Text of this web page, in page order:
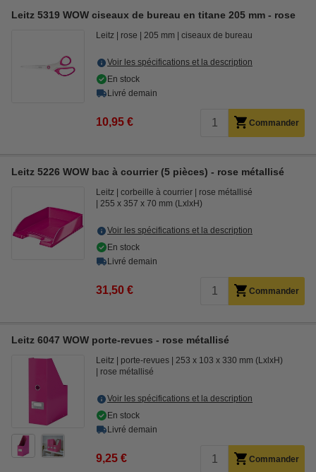
Leitz 5319 WOW ciseaux de bureau en titane 205 mm - rose
Leitz rose 205 mm ciseaux de bureau
Voir les spécifications et la description
En stock
Livré demain
10,95 € Commander
Leitz 5226 WOW bac à courrier (5 pièces) - rose métallisé
Leitz corbeille à courrier
rose métallisé
255 x 357 x 70 mm (LxlxH)
Voir les spécifications et la description
En stock
Livré demain
31,50 € Commander
Leitz 6047 WOW porte-revues - rose métallisé
Leitz porte-revues
253 x 103 x 330 mm (LxlxH)
rose métallisé
Voir les spécifications et la description
En stock
Livré demain
9,25 € Commander